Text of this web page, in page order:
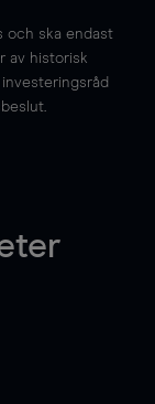
och ska endast
av historisk